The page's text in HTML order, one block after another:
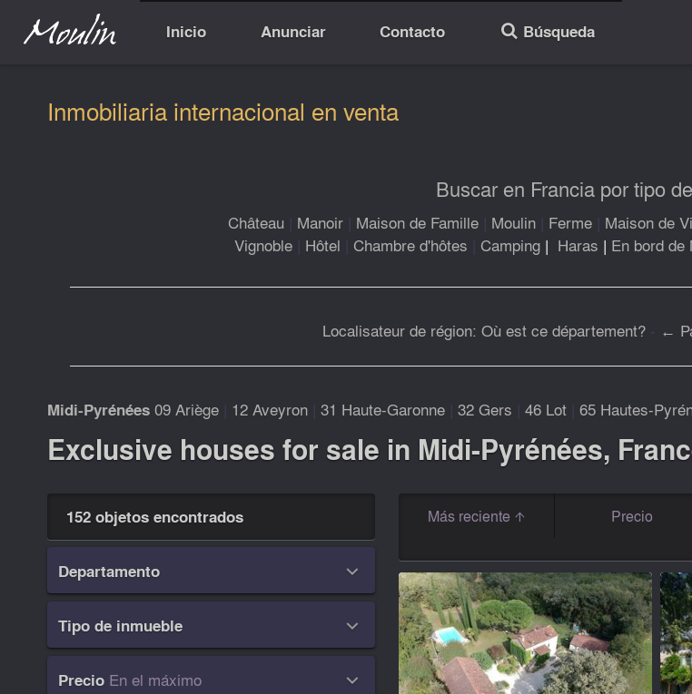
Inicio Anunciar Contacto 🔎 Búsqueda
Inmobiliaria internacional en venta
Buscar en Francia por tipo
Château | Manoir | Maison de Famille | Moulin | Ferme | Maison de
Vignoble | Hôtel | Chambre d'hôtes | Camping | Haras | En bord de
Localisateur de région: Où est ce département? - ←
Midi-Pyrénées 09 Ariège| 12 Aveyron| 31 Haute-Garonne| 32 Gers | 46 Lot| 65 Hautes-
Exclusive houses for sale in Midi-Pyrénées,
152 objetos encontrados
Departamento 
Tipo de inmueble 
Precio En el máximo 
Más reciente Precio